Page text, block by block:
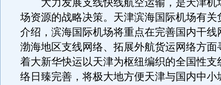
大力发展支线快线航空运输，是天津机
场资源的战略决策。天津滨海国际机场有关
介绍，滨海国际机场将重点在完善国内干线
渤海地区支线网络、拓展外航货运网络方面
着大新华快运以天津为枢纽编织的全国性支
络日臻完善，将极大地方便天津与国内中小